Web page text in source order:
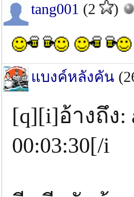
tang001 (2 )
แบงค์หลังคัน
[q][i]อ้างถึง:
00:03:30[/i